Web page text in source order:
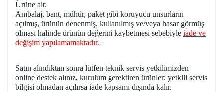
Ürüne ait;
Ambalaj, bant, mühür, paket gibi koruyucu unsurların
açılmış, ürünün denenmiş, kullanılmış ve/veya hasar görmüş
olması halinde ürünün değerini kaybetmesi sebebiyle iade ve
değişim yapılamamaktadır.
Satın alındıktan sonra lütfen teknik servis yetkilimizden
online destek alınız, kurulum gerektiren ürünler; yetkili servis
bilgisi olmadan açılırsa iade kapsamı dışında kalır.